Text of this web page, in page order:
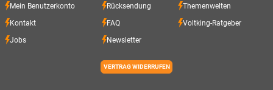
Mein Benutzerkonto Rücksendung Themenwelten
Kontakt FAQ Voltking-Ratgeber
Jobs Newsletter
VERTRAG WIDERRUFEN